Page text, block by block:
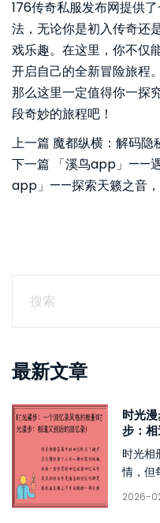
176传奇私服发布网提供
法，无论你是初入传奇还
戏乐趣。在这里，你不仅
开启自己的全新冒险旅程
那么这里一定值得你一探
段奇妙的旅程吧！
上一篇 魔都纵横：解码隐
下一篇
「溪鸟app」——
app」——探索天籁之音
最新文章
时光
步：
时光
情，但
2026-